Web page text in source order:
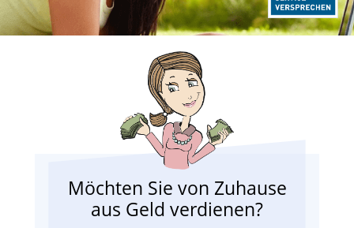
Möchten Sie von Zuhause
aus Geld verdienen?